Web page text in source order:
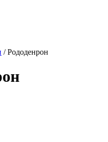
/ Рододенрон